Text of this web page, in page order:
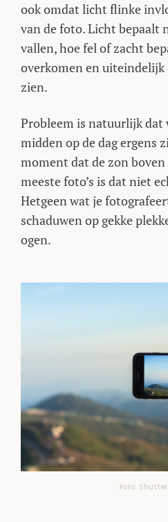
ook omdat licht flinke
van de foto. Licht bepaalt
vallen, hoe fel of zacht
overkomen en uiteindelijk
zien.
Probleem is natuurlijk dat
midden op de dag ergens
moment dat de zon
meeste foto’s is dat niet
Hetgeen wat je
schaduwen op gekke
ogen.
Foto: